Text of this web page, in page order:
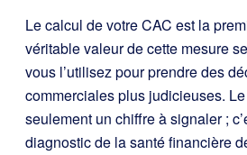
Le calcul de votre CAC est la
véritable valeur de cette mesure
vous l’utilisez pour prendre des
commerciales plus judicieuses. Le
seulement un chiffre à signaler ;
diagnostic de la santé financière